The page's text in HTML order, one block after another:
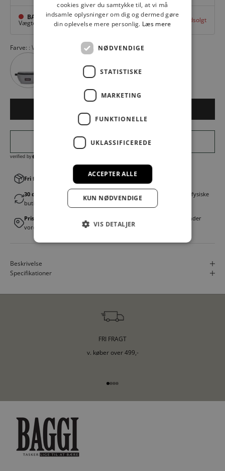
BAGGI Nyborg
Vægtergade 1, Nyborg Udsolgt
Farve: WALLYPATTERNWHI
Fri fragt v. køb over 499,00 kr.│Levering 1-3 hverdage
30 dages fortrydelsesret│Byt eller returner gratis i en af vores fysiske
butikker
Prismatch
│Vi tilbyder landsdækkende prisgaranti. Læs mere under
vores FAQ
Beskrivelse
Specifikationer
FRI FRAGT
v. køber over 499,-
Gå til element 1
Gå til element 2
Gå til element 3
Gå til element 4
cookies giver du samtykke til, at vi må
indsamle oplysninger om dig og dermed gøre
din oplevelse mere personlig. Læs mere
NØDVENDIGE
STATISTISKE
MARKETING
FUNKTIONELLE
UKLASSIFICEREDE
ACCEPTER ALLE
KUN NØDVENDIGE
VIS DETALJER